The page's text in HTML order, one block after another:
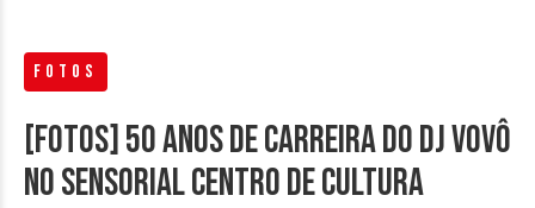
FOTOS
[FOTOS] 50 Anos de Carreira do DJ Vovô
no Sensorial Centro de Cultura